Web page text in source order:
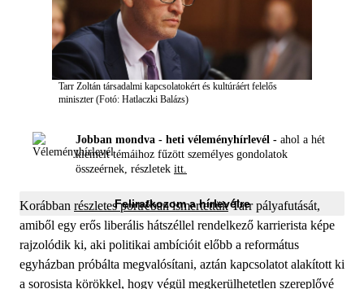
Tarr Zoltán társadalmi kapcsolatokért és kultúráért felelős
miniszter (Fotó: Hatlaczki Balázs)
Jobban mondva - heti véleményhírlevél - ahol a hét
kiemelt témáihoz fűzött személyes gondolatok
összeérnek, részletek itt.
Feliratkozom a hírlevélre
Korábban részletes portréban ismertettükTarr pályafutását,
amiből egy erős liberális hátszéllel rendelkező karrierista képe
rajzolódik ki, aki politikai ambícióit előbb a református
egyházban próbálta megvalósítani, aztán kapcsolatot alakított ki
a sorosista körökkel, hogy végül megkerülhetetlen szereplővé